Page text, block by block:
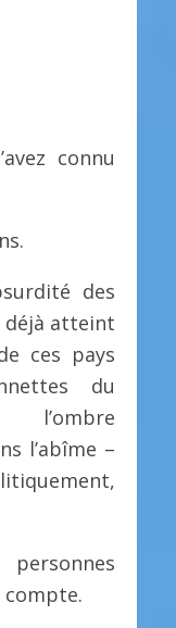
connu
des
déjà atteint
ces pays
du
l’abîme –
compte.